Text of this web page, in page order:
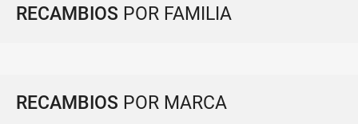
RECAMBIOS POR FAMILIA
RECAMBIOS POR MARCA